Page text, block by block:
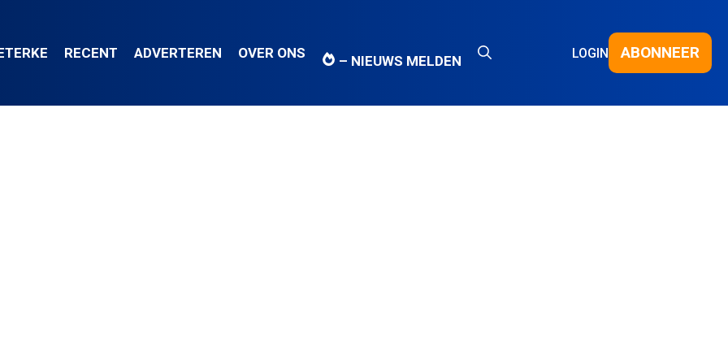
RECENT ADVERTEREN OVER ONS – NIEUWS MELDEN LOGIN ABONNEER